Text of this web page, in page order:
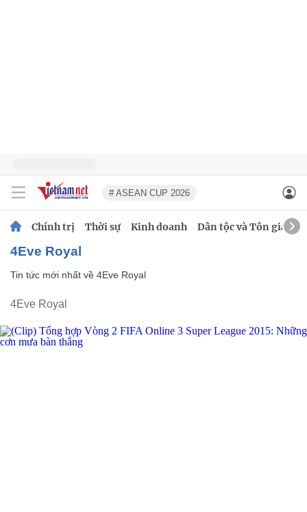
# ASEAN CUP 2026
Chính trị Thời sự Kinh doanh Dân tộc và Tôn giáo
4Eve Royal
Tin tức mới nhất về 4Eve Royal
4Eve Royal